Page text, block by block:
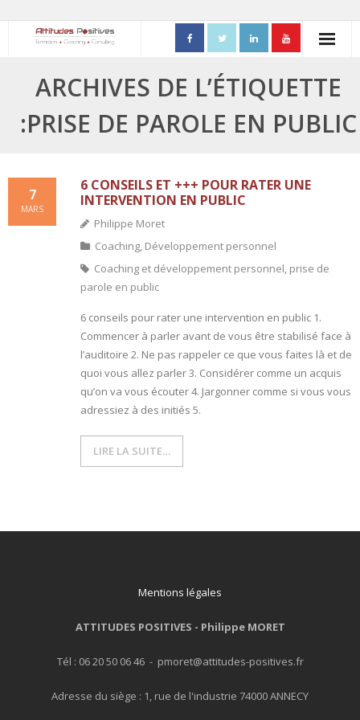
- Process Communication
- Adapter sa posture managériale
- Process Vente
- Ennéagramme
- Triangle de Karpman
- Quality Teams
- L'intelligence émotionnelle
- Coaching
BLOG
ARCHIVES DE L’ÉTIQUETTE
:PRISE DE PAROLE EN PUBLIC
6 CONSEILS ET +++ POUR RATER UNE
INTERVENTION EN PUBLIC
7
MARS
Philippe Moret
Coaching, Développement personnel
Coaching et développement personnel, prise de
parole en public
6 conseils pour rater une intervention en public 1.
Commencer à parler avant de vous être stabilisé face à
l’auditoire 2. Ne pas rappeler ce que vous faites là et de
quoi vous allez parler 3. Considérer comme un acquis
qu’on va vous écouter 4. Jargonner comme si vous vous
adressiez à des initiés 5.
LIRE LA SUITE…
Mentions légales
ATTITUDES POSITIVES - Philippe MORET
Tél : 06 20 50 06 46 - pmoret@attitudes-positives.fr
Adresse du siège : 1, rue de l'industrie 74000 ANNECY